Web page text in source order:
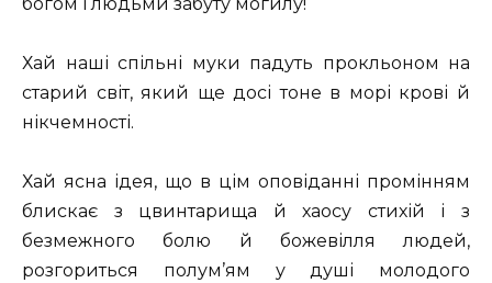
Хай наші спільні муки падуть прокльоном на
старий світ, який ще досі тоне в морі крові й
нікчемності.
Хай ясна ідея, що в цім оповіданні промінням
блискає з цвинтарища й хаосу стихій і з
безмежного болю й божевілля людей,
розгориться полум’ям у душі молодого